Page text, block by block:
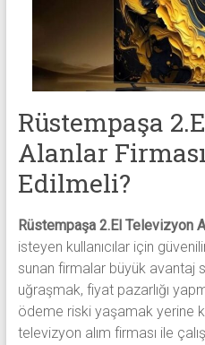
yapıyor
Rüstempaşa
Alanlar
Edilmeli?
Rüstempaşa 2.El Televizyon
isteyen kullanıcılar için
sunan firmalar büyük avantaj
uğraşmak, fiyat pazarlığı
ödeme riski yaşamak yerine
televizyon alım firması ile